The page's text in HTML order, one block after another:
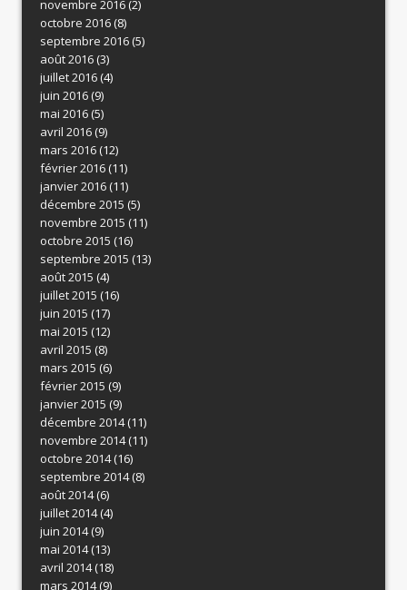
novembre 2016(2)
octobre 2016(8)
septembre 2016(5)
août 2016(3)
juillet 2016(4)
juin 2016(9)
mai 2016(5)
avril 2016(9)
mars 2016(12)
février 2016(11)
janvier 2016(11)
décembre 2015 (5)
novembre 2015 (11)
octobre 2015 (16)
septembre 2015 (13)
août 2015 (4)
juillet 2015 (16)
juin 2015 (17)
mai 2015 (12)
avril 2015 (8)
mars 2015 (6)
février 2015 (9)
janvier 2015 (9)
décembre 2014(11)
novembre 2014(11)
octobre 2014(16)
septembre 2014(8)
août 2014(6)
juillet 2014(4)
juin 2014(9)
mai 2014(13)
avril 2014(18)
mars 2014(9)